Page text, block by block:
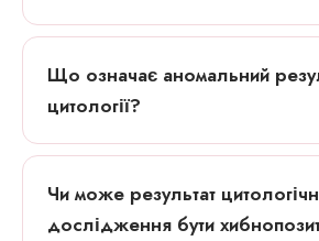
Що означає аномальний
цитології?
Чи може результат
дослідження бути